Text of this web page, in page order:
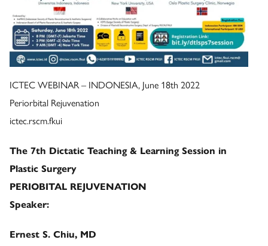
ICTEC WEBINAR – INDONESIA, June 18th 2022
Periorbital Rejuvenation
ictec.rscm.fkui
The 7th Dictatic Teaching & Learning Session in
Plastic Surgery
PERIOBITAL REJUVENATION
Speaker:
Ernest S. Chiu, MD